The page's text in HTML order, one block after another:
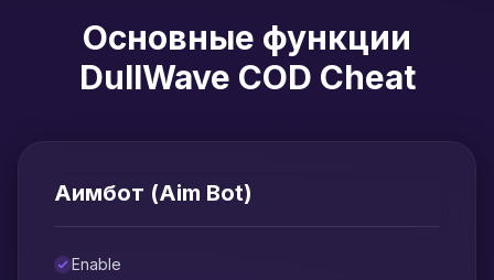
Основные функции
DullWave COD Cheat
Аимбот (Aim Bot)
Enable